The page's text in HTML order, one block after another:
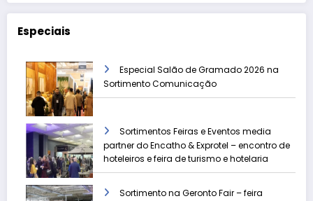
Especiais
Especial Salão de Gramado 2026 na
Sortimento Comunicação
Sortimentos Feiras e Eventos media
partner do Encatho & Exprotel – encontro de
hoteleiros e feira de turismo e hotelaria
Sortimento na Geronto Fair – feira